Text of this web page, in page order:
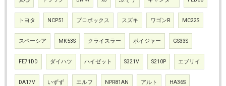
トヨタ NCP51 プロボックス スズキ ワゴンR MC22S
スペーシア MK53S クライスラー ボイジャー GS33S
FE71DD ダイハツ ハイゼット S321V S210P エブリイ
DA17V いずず エルフ NPR81AN アルト HA36S